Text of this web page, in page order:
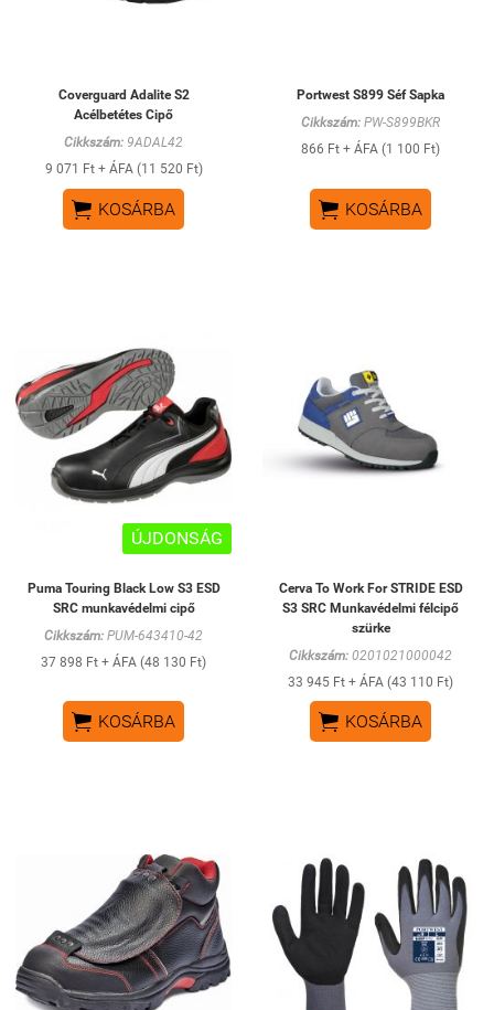
Coverguard Adalite S2
Acélbetétes Cipő
Cikkszám: 9ADAL42
9 071 Ft + ÁFA (11 520 Ft)
 KOSÁRBA
Portwest S899 Séf Sapka
Cikkszám: PW-S899BKR
866 Ft + ÁFA (1 100 Ft)
 KOSÁRBA
ÚJDONSÁG
Puma Touring Black Low S3 ESD
SRC munkavédelmi cipő
Cikkszám: PUM-643410-42
37 898 Ft + ÁFA (48 130 Ft)
 KOSÁRBA
Cerva To Work For STRIDE ESD
S3 SRC Munkavédelmi félcipő
szürke
Cikkszám: 0201021000042
33 945 Ft + ÁFA (43 110 Ft)
 KOSÁRBA